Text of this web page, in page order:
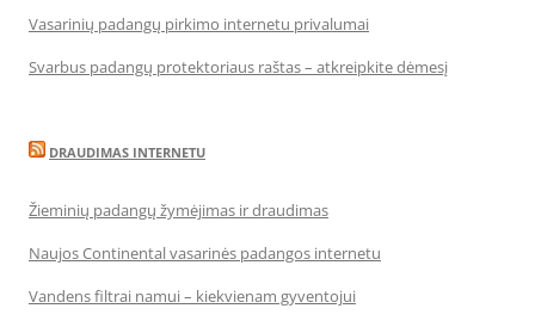
Vasarinių padangų pirkimo internetu privalumai
Svarbus padangų protektoriaus raštas – atkreipkite dėmesį
DRAUDIMAS INTERNETU
Žieminių padangų žymėjimas ir draudimas
Naujos Continental vasarinės padangos internetu
Vandens filtrai namui – kiekvienam gyventojui